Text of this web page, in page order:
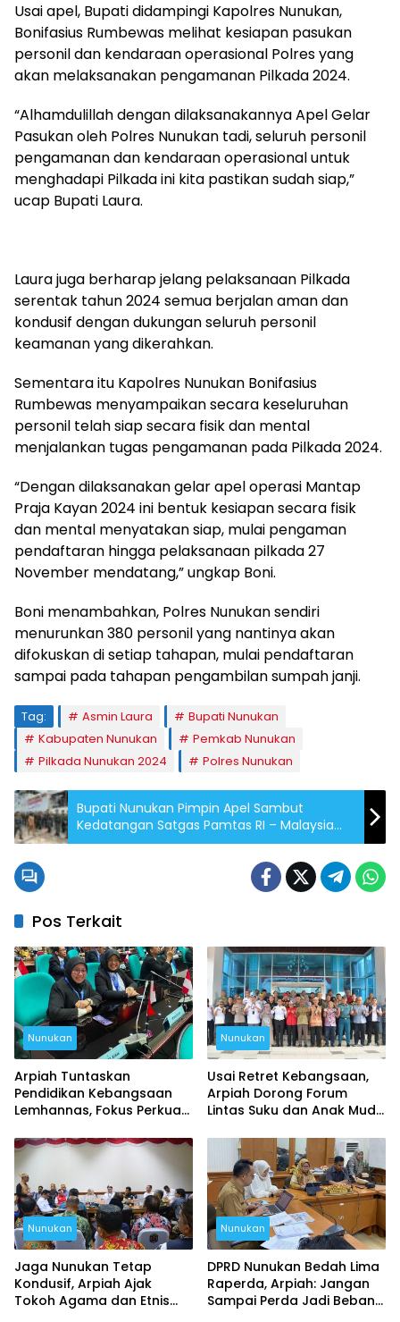
Usai apel, Bupati didampingi Kapolres Nunukan,
Bonifasius Rumbewas melihat kesiapan pasukan
personil dan kendaraan operasional Polres yang
akan melaksanakan pengamanan Pilkada 2024.
“Alhamdulillah dengan dilaksanakannya Apel Gelar
Pasukan oleh Polres Nunukan tadi, seluruh personil
pengamanan dan kendaraan operasional untuk
menghadapi Pilkada ini kita pastikan sudah siap,”
ucap Bupati Laura.
Laura juga berharap jelang pelaksanaan Pilkada
serentak tahun 2024 semua berjalan aman dan
kondusif dengan dukungan seluruh personil
keamanan yang dikerahkan.
Sementara itu Kapolres Nunukan Bonifasius
Rumbewas menyampaikan secara keseluruhan
personil telah siap secara fisik dan mental
menjalankan tugas pengamanan pada Pilkada 2024.
“Dengan dilaksanakan gelar apel operasi Mantap
Praja Kayan 2024 ini bentuk kesiapan secara fisik
dan mental menyatakan siap, mulai pengaman
pendaftaran hingga pelaksanaan pilkada 27
November mendatang,” ungkap Boni.
Boni menambahkan, Polres Nunukan sendiri
menurunkan 380 personil yang nantinya akan
difokuskan di setiap tahapan, mulai pendaftaran
sampai pada tahapan pengambilan sumpah janji.
Tag: Asmin Laura
Bupati Nunukan
Kabupaten Nunukan
Pemkab Nunukan
Pilkada Nunukan 2024
Polres Nunukan
Bupati Nunukan Pimpin Apel Sambut
Kedatangan Satgas Pamtas RI – Malaysia
Yon Armed 11/Guntur Geni
Pos Terkait
Nunukan
Arpiah Tuntaskan
Pendidikan Kebangsaan
Lemhannas, Fokus Perkuat
Nunukan
Usai Retret Kebangsaan,
Arpiah Dorong Forum
Lintas Suku dan Anak Muda
Ideologi
Nunukan
Jaga Nunukan Tetap
Kondusif, Arpiah Ajak
Tokoh Agama dan Etnis
Nunukan
DPRD Nunukan Bedah Lima
Raperda, Arpiah: Jangan
Sampai Perda Jadi Beban